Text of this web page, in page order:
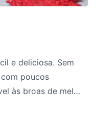
e deliciosa. Sem
poucos
às broas de mel